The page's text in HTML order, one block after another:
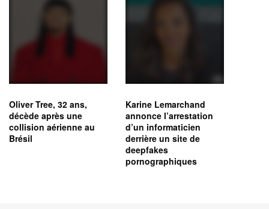
Oliver Tree, 32 ans,
décède après une
collision aérienne au
Brésil
Karine Lemarchand
annonce l’arrestation
d’un informaticien
derrière un site de
deepfakes
pornographiques